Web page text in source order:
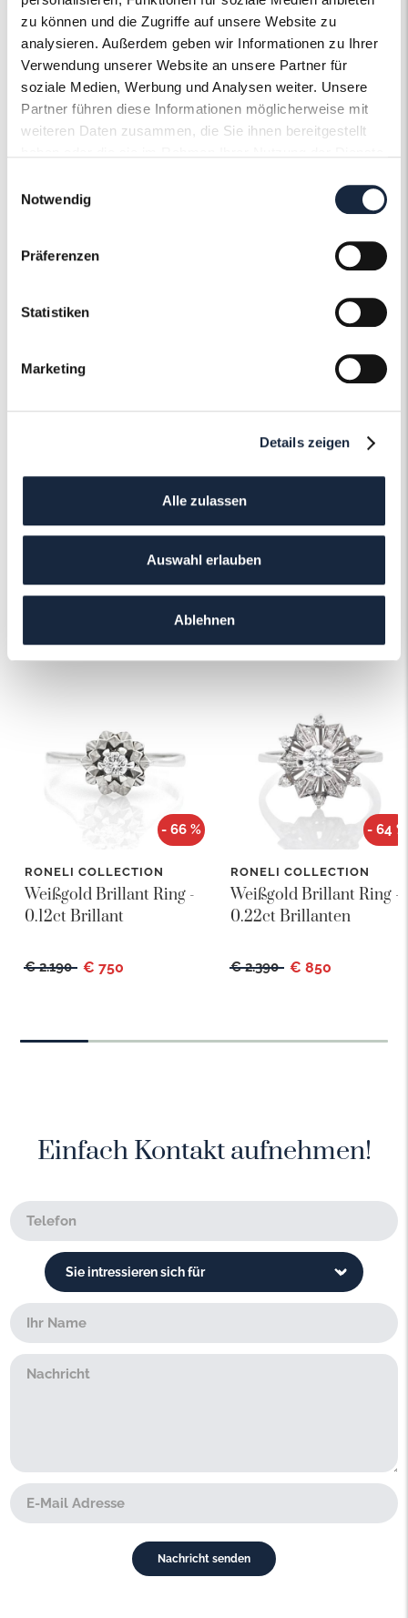
zu können und die Zugriffe auf unsere Website zu
analysieren. Außerdem geben wir Informationen zu Ihrer
Verwendung unserer Website an unsere Partner für
soziale Medien, Werbung und Analysen weiter. Unsere
Partner führen diese Informationen möglicherweise mit
weiteren Daten zusammen, die Sie ihnen bereitgestellt
Notwendig
Präferenzen
Statistiken
Marketing
Details zeigen
Alle zulassen
Auswahl erlauben
Ablehnen
Steinfarbe G - Feines Weiss
Steinqualität VS2
Edelsteinfarbe Blau
Artikelnummer
Schmuckervice
Schmuckservice!
Das könnte Ihnen auch gefallen!
- 66 %
RONELI COLLECTION
Weißgold Brillant Ring -
0.12ct Brillant
€ 2.190 € 750
- 64 %
RONELI COLLECTION
Weißgold Brillant Ring -
0.22ct Brillanten
€ 2.390 € 850
Einfach Kontakt aufnehmen!